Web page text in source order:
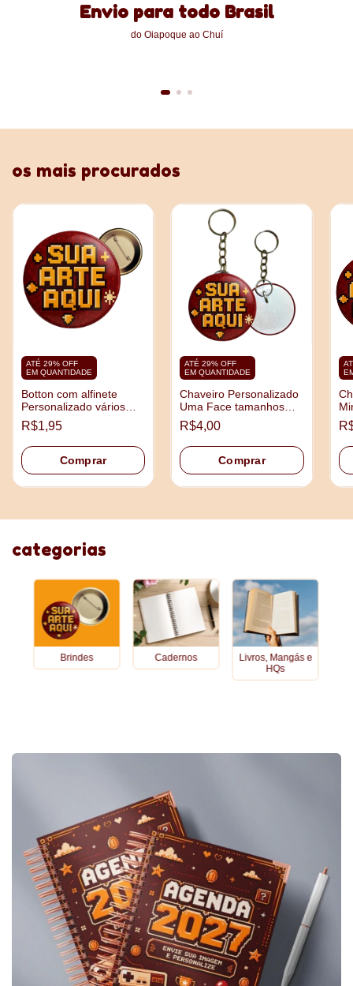
Envio para todo Brasil
do Oiapoque ao Chuí
os mais procurados
ATÉ 29% OFF
EM QUANTIDADE
Botton com alfinete
Personalizado vários
tamanhos
R$1,95
Comprar
ATÉ 29% OFF
EM QUANTIDADE
Chaveiro Personalizado
Uma Face tamanhos
3,5cm e 4,5cm
R$4,00
Comprar
categorias
Brindes Cadernos
Livros, Mangás e
HQs